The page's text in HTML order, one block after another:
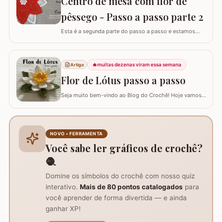
pêssego - Passo a passo parte 2
Esta é a segunda parte do passo a passo e estamos
Se está procurando o início do trabalho visite o link
abaixo onde também temos a lista completa de
materiais. Centro de mesa com flor de pêssego - Parte 1
Tamanho do trabalho pronto: 60 cm de…
Artigo 🔥muitas dezenas viram essa semana
Flor de Lótus passo a passo
Seja muito bem-vindo ao Blog do Crochê! Hoje vamos
crie uma peça volumosa e encantadora, perfeita para
trilhos de mesa, aplicações em tapetes ou…
NOVO • FERRAMENTA
Você sabe ler gráficos de crochê?
🧶
Domine os símbolos do crochê com nosso quiz
interativo. Mais de 80 pontos catalogados para
você aprender de forma divertida — e ainda
ganhar XP!